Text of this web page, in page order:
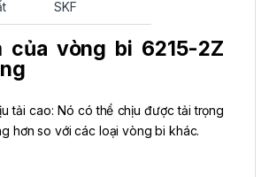
SKF
của vòng bi 6215-2Z
tải cao: Nó có thể chịu được tải trọng
hơn so với các loại vòng bi khác.